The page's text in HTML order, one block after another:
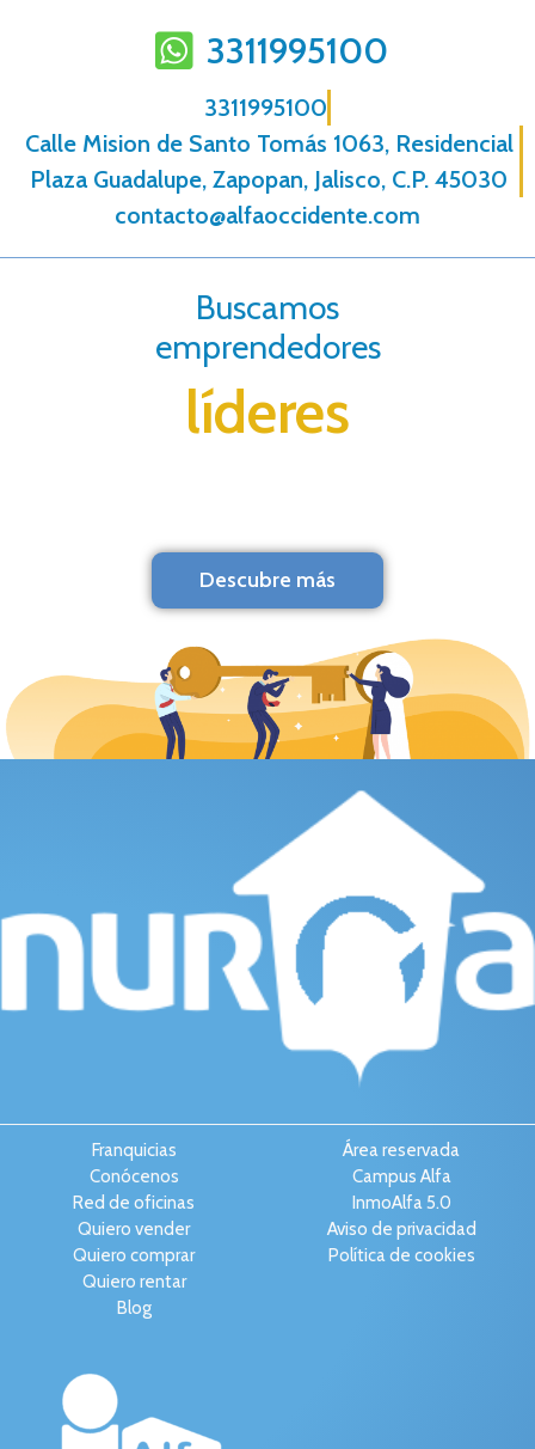
3311995100
3311995100
Calle Mision de Santo Tomás 1063, Residencial
Plaza Guadalupe, Zapopan, Jalisco, C.P. 45030
contacto@alfaoccidente.com
Buscamos
emprendedores
líderes
Descubre más
Franquicias
Conócenos
Red de oficinas
Quiero vender
Quiero comprar
Quiero rentar
Blog
Área reservada
Campus Alfa
InmoAlfa 5.0
Aviso de privacidad
Política de cookies